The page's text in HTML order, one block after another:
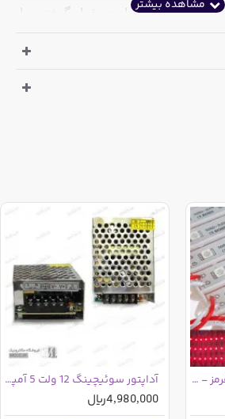
LED های بلوکی در بسته های 20عددی کنار هم قرار گرفته و با
این کالا تعداد بیست عدد بلوک مطابق
LED بلوکی 5050 3LED قرمز - بیست عددی آداپتور سوئیچینگ 12 ولت 5 آمپر فلزی درجه دو
4,980,000ریال